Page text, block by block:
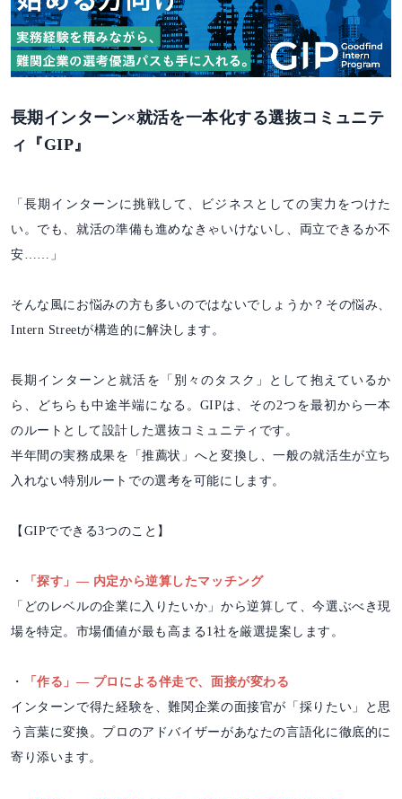
長期インターン×就活を一本化する選抜コミュニテ
ィ『GIP』
「長期インターンに挑戦して、ビジネスとしての実力をつけた
い。でも、就活の準備も進めなきゃいけないし、両立できるか不
安……」
そんな風にお悩みの方も多いのではないでしょうか？その悩み、
Intern Streetが構造的に解決します。
長期インターンと就活を「別々のタスク」として抱えているか
ら、どちらも中途半端になる。GIPは、その2つを最初から一本
のルートとして設計した選抜コミュニティです。
半年間の実務成果を「推薦状」へと変換し、一般の就活生が立ち
入れない特別ルートでの選考を可能にします。
【GIPでできる3つのこと】
・
「探す」― 内定から逆算したマッチング
「どのレベルの企業に入りたいか」から逆算して、今選ぶべき現
場を特定。市場価値が最も高まる1社を厳選提案します。
・
「作る」― プロによる伴走で、面接が変わる
インターンで得た経験を、難関企業の面接官が「採りたい」と思
う言葉に変換。プロのアドバイザーがあなたの言語化に徹底的に
寄り添います。